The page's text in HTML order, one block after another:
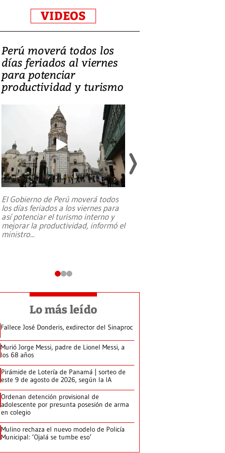
VIDEOS
Perú moverá todos los
días feriados al viernes
para potenciar
productividad y turismo
El Gobierno de Perú moverá todos
los días feriados a los viernes para
así potenciar el turismo interno y
mejorar la productividad, informó el
ministro...
Lo más leído
Fallece José Donderis, exdirector del Sinaproc
Murió Jorge Messi, padre de Lionel Messi, a
los 68 años
Pirámide de Lotería de Panamá | sorteo de
este 9 de agosto de 2026, según la IA
Ordenan detención provisional de
adolescente por presunta posesión de arma
en colegio
Mulino rechaza el nuevo modelo de Policía
Municipal: ‘Ojalá se tumbe eso’